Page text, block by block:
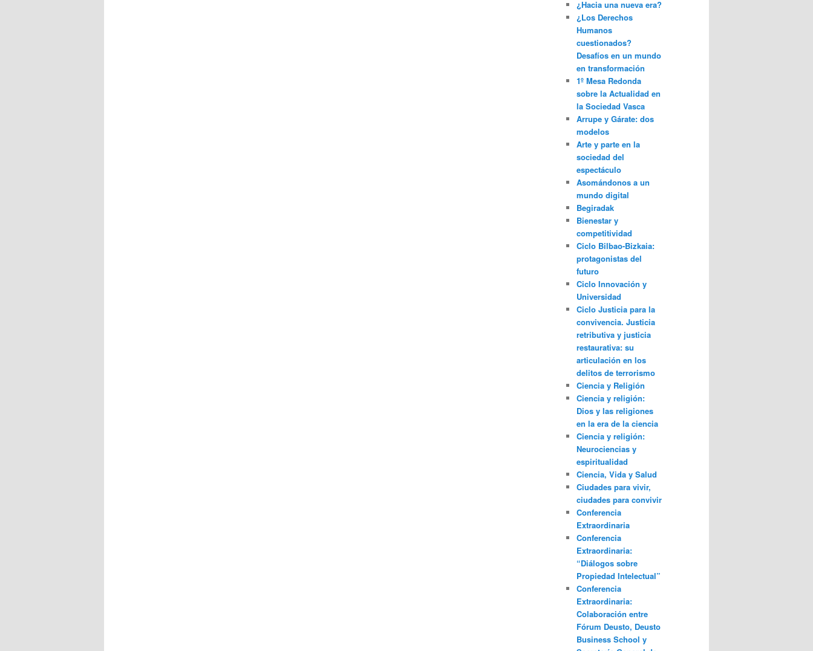
¿Hacia una nueva era?
¿Los Derechos
Humanos
cuestionados?
Desafíos en un mundo
en transformación
1º Mesa Redonda
sobre la Actualidad en
la Sociedad Vasca
Arrupe y Gárate: dos
modelos
Arte y parte en la
sociedad del
espectáculo
Asomándonos a un
mundo digital
Begiradak
Bienestar y
competitividad
Ciclo Bilbao-Bizkaia:
protagonistas del
futuro
Ciclo Innovación y
Universidad
Ciclo Justicia para la
convivencia. Justicia
retributiva y justicia
restaurativa: su
articulación en los
delitos de terrorismo
Ciencia y Religión
Ciencia y religión:
Dios y las religiones
en la era de la ciencia
Ciencia y religión:
Neurociencias y
espiritualidad
Ciencia, Vida y Salud
Ciudades para vivir,
ciudades para convivir
Conferencia
Extraordinaria
Conferencia
Extraordinaria:
“Diálogos sobre
Propiedad Intelectual”
Conferencia
Extraordinaria:
Colaboración entre
Fórum Deusto, Deusto
Business School y